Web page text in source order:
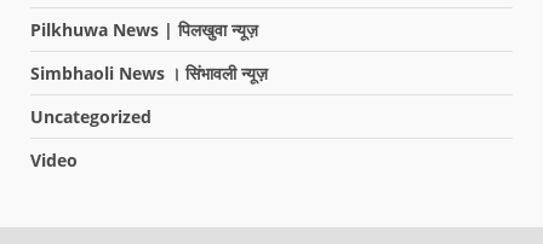
Pilkhuwa News | पिलखुवा न्यूज़
Simbhaoli News । सिंभावली न्यूज़
Uncategorized
Video